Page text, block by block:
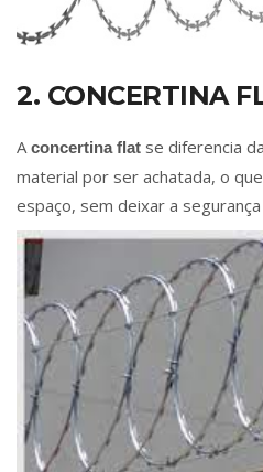
2. CONCERTINA
A concertina flat se diferencia
material por ser achatada, o
espaço, sem deixar a